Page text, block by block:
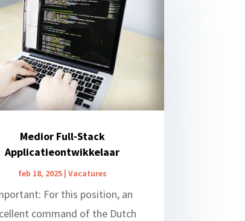
Medior Full-Stack
Applicatieontwikkelaar
feb 18, 2025| Vacatures
For this position, an
command of the Dutch